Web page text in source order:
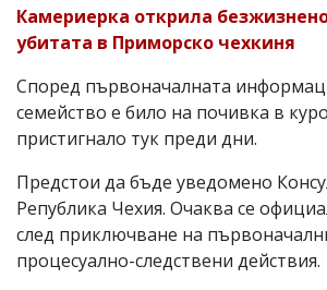
Камериерка открила
убитата в Приморско чехкиня
Според първоначалната
семейство е било на почивка в
пристигнало тук преди дни.
Предстои да бъде уведомено
Република Чехия. Очаква се
след приключване на
процесуално-следствени действия.